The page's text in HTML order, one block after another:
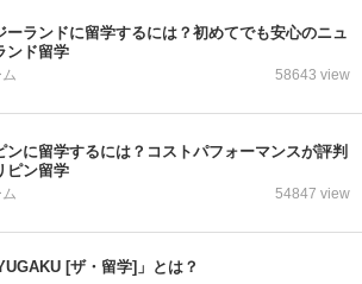
ーランドに留学するには？初めてでも安心のニュ
ンド留学
58643 view
ンに留学するには？コストパフォーマンスが評判
ピン留学
54847 view
[ザ・留学]」とは？